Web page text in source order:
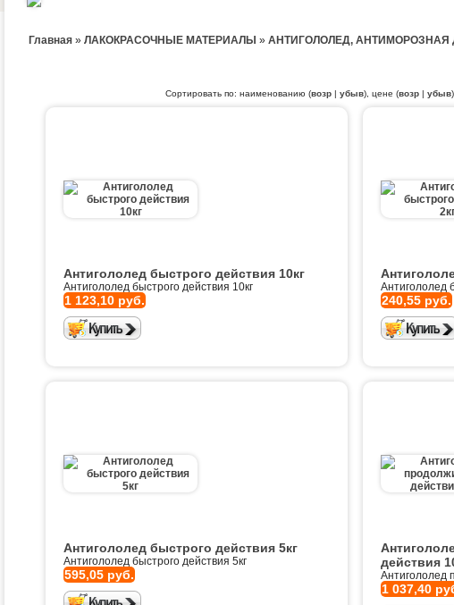
Главная » ЛАКОКРАСОЧНЫЕ МАТЕРИАЛЫ » АНТИГОЛОЛЕД, АНТИМОРОЗНАЯ
Сортировать по: наименованию (возр| убыв), цене (возр| убыв
Антигололед быстрого действия 10кг
Антигололед быстрого действия 10кг
1 123,10 руб.
Антигололед
240,55 руб.
Антигололед быстрого действия 5кг
Антигололед быстрого действия 5кг
595,05 руб.
действия
Антигололед
1 037,40